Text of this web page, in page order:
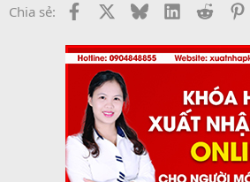
Chia sẻ: Facebook BlueskyLinkedInReddit